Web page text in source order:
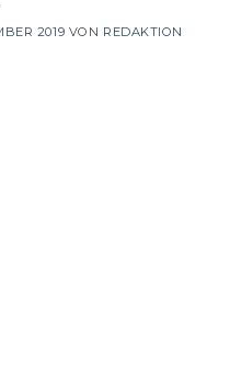
2019 VON REDAKTION